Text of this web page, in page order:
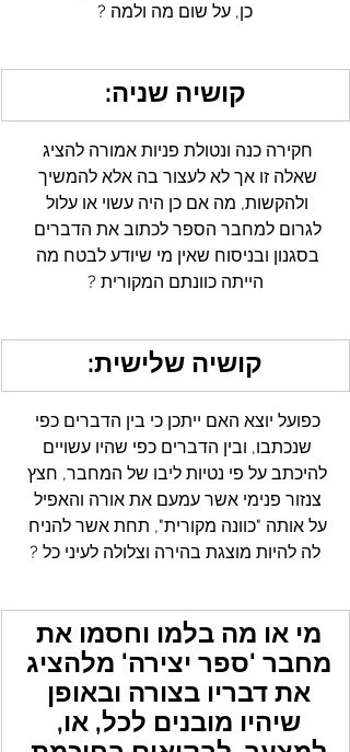
כן, על שום מה ולמה ?
קושיה שניה:
חקירה כנה ונטולת פניות אמורה להציג
שאלה זו אך לא לעצור בה אלא להמשיך
ולהקשות, מה אם כן היה עשוי או עלול
לגרום למחבר הספר לכתוב את הדברים
בסגנון ובניסוח שאין מי שיודע לבטח מה
הייתה כוונתם המקורית ?
קושיה שלישית:
כפועל יוצא האם ייתכן כי בין הדברים כפי
שנכתבו, ובין הדברים כפי שהיו עשויים
להיכתב על פי נטיות ליבו של המחבר, חצץ
צנזור פנימי אשר עמעם את אורה והאפיל
על אותה "כוונה מקורית", תחת אשר להניח
לה להיות מוצגת בהירה וצלולה לעיני כל ?
מי או מה בלמו וחסמו את
מחבר 'ספר יצירה' מלהציג
את דבריו בצורה ובאופן
שיהיו מובנים לכל, או,